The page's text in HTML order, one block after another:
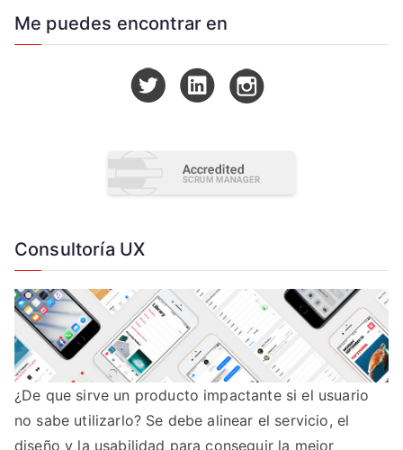
Me puedes encontrar en
Consultoría UX
¿De que sirve un producto impactante si el usuario
no sabe utilizarlo? Se debe alinear el servicio, el
diseño y la usabilidad para conseguir la mejor